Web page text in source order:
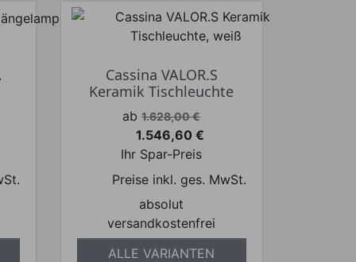
Cassina VALOR.S
Keramik Tischleuchte
Verkaufspreis
ab 1.628,00 €
Preis
1.546,60 €
Ihr Spar-Preis
Preise inkl. ges. MwSt.
absolut
versandkostenfrei
ALLE VARIANTEN